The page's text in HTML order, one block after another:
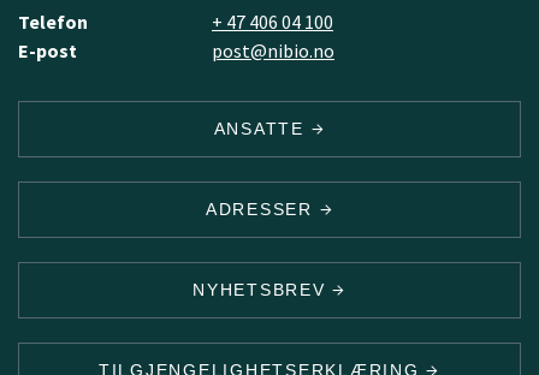
Telefon
+ 47 406 04 100
E-post
post@nibio.no
ANSATTE
ADRESSER
NYHETSBREV
TILGJENGELIGHETSERKLÆRING